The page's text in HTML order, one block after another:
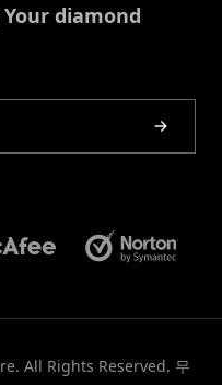
diamond
All Rights Reserved. 무